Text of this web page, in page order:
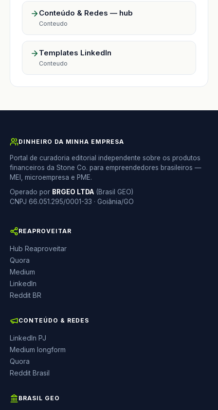
Conteúdo & Redes — hub
Conteudo
Templates LinkedIn
Conteudo
DINHEIRO DA MINHA EMPRESA
Portal de curadoria editorial independente sobre os produtos
financeiros da Stone Co. para empreendedores brasileiros —
MEI, microempresa e PME.
Operado por BRGEO LTDA (Brasil GEO)
CNPJ 66.051.295/0001-33 · Goiânia/GO
REAPROVEITAR
Hub Reaproveitar
Quora
Medium
LinkedIn
Reddit BR
CONTEÚDO & REDES
LinkedIn PJ
Medium longform
Quora
Reddit Brasil
BRASIL GEO